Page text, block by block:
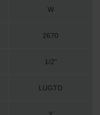
W
2670
1/2"
LUGTD